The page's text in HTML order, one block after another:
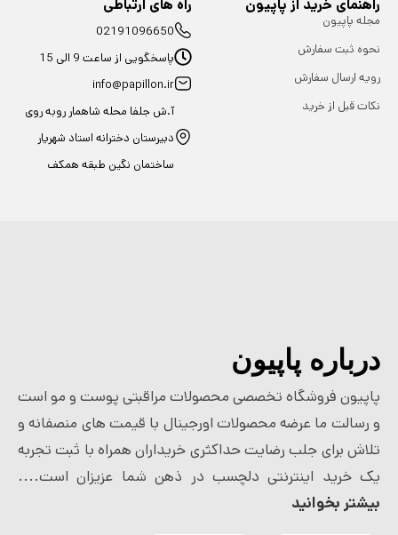
راهنمای خرید از پاپیون
مجله پاپیون
نحوه ثبت سفارش
رویه ارسال سفارش
نکات قبل از خرید
راه های ارتباطی
02191096650
پاسخگویی از ساعت 9 الی 15
info@papillon.ir
آ.ش جلفا محله شاهمار روبه روی
دبیرستان دخترانه استاد شهریار
ساختمان نگین طبقه همکف
درباره پاپیون
پاپیون فروشگاه تخصصی محصولات مراقبتی پوست و مو است
و رسالت ما عرضه محصولات اورجینال با قیمت های منصفانه و
تلاش برای جلب رضایت حداکثری خریداران همراه با ثبت تجربه
یک خرید اینترنتی دلچسب در ذهن شما عزیزان است....
بیشتر بخوانید